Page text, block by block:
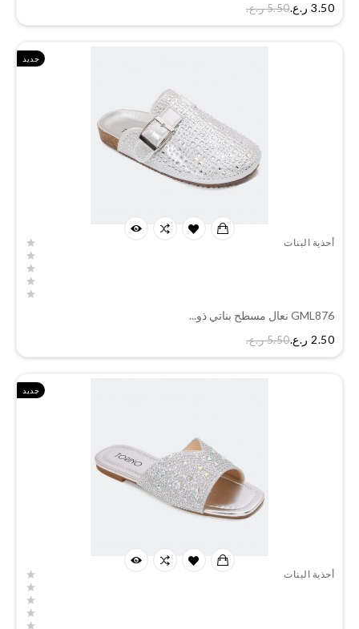
3.50 ر.ع.‏
5.50 ر.ع.‏
جديد
أحذية البنات
GML876 نعال مسطح بناتي ذو...
2.50 ر.ع.‏
5.50 ر.ع.‏
جديد
أحذية البنات